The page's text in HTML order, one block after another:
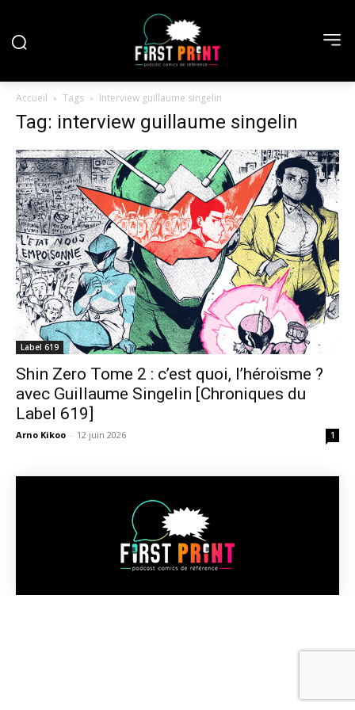
Accueil Tags Interview guillaume singelin
Tag: interview guillaume singelin
Label 619
Shin Zero Tome 2 : c’est quoi, l’héroïsme ?
avec Guillaume Singelin [Chroniques du
Label 619]
Arno Kikoo - 12 juin 2026 1